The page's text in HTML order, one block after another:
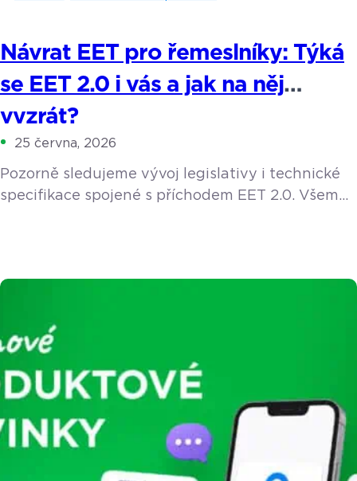
Návrat EET pro řemeslníky: Týká
se EET 2.0 i vás a jak na něj
vyzrát?
25 června, 2026
Pozorně sledujeme vývoj legislativy i technické
specifikace spojené s příchodem EET 2.0. Všem
tržeb, který do podnikatelského světa přichází
– ať už jste instalatér, elektrikář, truhlář, zedník
nebo malíř – zbystřete. Nový […]